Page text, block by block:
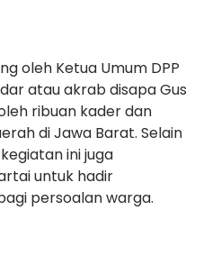
oleh Ketua Umum DPP
atau akrab disapa Gus
ribuan kader dan
di Jawa Barat. Selain
ini juga
untuk hadir
persoalan warga.